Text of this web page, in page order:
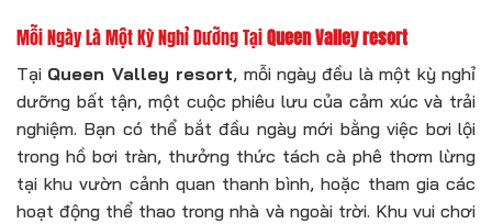
Mỗi Ngày Là Một Kỳ Nghỉ Dưỡng TạiQueen Valley resort
Tại Queen Valley resort, mỗi ngày đều là một kỳ nghỉ
dưỡng bất tận, một cuộc phiêu lưu của cảm xúc và trải
nghiệm. Bạn có thể bắt đầu ngày mới bằng việc bơi lội
trong hồ bơi tràn, thưởng thức tách cà phê thơm lừng
tại khu vườn cảnh quan thanh bình, hoặc tham gia các
hoạt động thể thao trong nhà và ngoài trời. Khu vui chơi